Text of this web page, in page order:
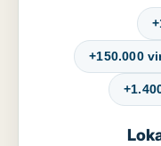
+150.000